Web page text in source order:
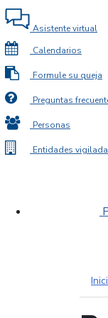
Asistente virtual
Calendarios
Formule su queja
Preguntas
Personas
Entidades